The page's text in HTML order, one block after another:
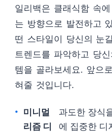
일리백은 클래식함 속
는 방향으로 발전하고
떤 스타일이 당신의 눈
트렌드를 파악하고 당
템을 골라보세요. 앞으
혀줄 것입니다.
미니멀
리즘 디
과도한 장식
에 집중한 디